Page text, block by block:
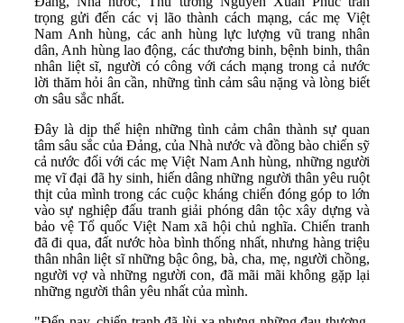
trọng gửi đến các vị lão thành cách mạng, các mẹ Việt
Nam Anh hùng, các anh hùng lực lượng vũ trang nhân
dân, Anh hùng lao động, các thương binh, bệnh binh, thân
nhân liệt sĩ, người có công với cách mạng trong cả nước
lời thăm hỏi ân cần, những tình cảm sâu nặng và lòng biết
ơn sâu sắc nhất.
Đây là dịp thể hiện những tình cảm chân thành sự quan
tâm sâu sắc của Đảng, của Nhà nước và đồng bào chiến sỹ
cả nước đối với các mẹ Việt Nam Anh hùng, những người
mẹ vĩ đại đã hy sinh, hiến dâng những người thân yêu ruột
thịt của mình trong các cuộc kháng chiến đóng góp to lớn
vào sự nghiệp đấu tranh giải phóng dân tộc xây dựng và
bảo vệ Tổ quốc Việt Nam xã hội chủ nghĩa. Chiến tranh
đã đi qua, đất nước hòa bình thống nhất, nhưng hàng triệu
thân nhân liệt sĩ những bậc ông, bà, cha, mẹ, người chồng,
người vợ và những người con, đã mãi mãi không gặp lại
những người thân yêu nhất của mình.